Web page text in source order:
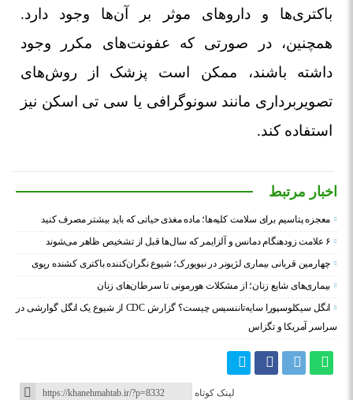
باکتری‌ها و داروهای موثر بر آن‌ها وجود دارد.
همچنین، در صورتی که عفونت‌های مکرر وجود
داشته باشند، ممکن است پزشک از روش‌های
تصویربرداری مانند سونوگرافی یا سی تی اسکن نیز
استفاده کند.
اخبار مرتبط
معجزه پتاسیم برای سلامت کلیه‌ها؛ ماده مغذی حیاتی که باید بیشتر مصرف کنید
۶ علامت زودهنگام دمانس و آلزایمر که سال‌ها قبل از تشخیص ظاهر می‌شوند
چهارمین قربانی بیماری لژیونر در نیویورک؛ شیوع نگران‌کننده باکتری کشنده ریوی
بیماری‌های شایع زنان؛ از مشکلات هورمونی تا سرطان‌های زنان
انگل سیکلوسپورا سایه‌تاننسیس چیست؟ گزارش CDC از شیوع یک انگل گوارشی در
سراسر آمریکا و تگزاس
لینک کوتاه